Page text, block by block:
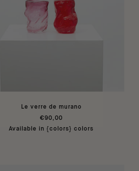
Le verre de murano
€90,00
Available in {colors} colors